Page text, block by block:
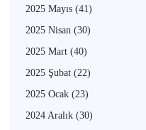
2025 Mayıs (41)
2025 Nisan (30)
2025 Mart (40)
2025 Şubat (22)
2025 Ocak (23)
2024 Aralık (30)